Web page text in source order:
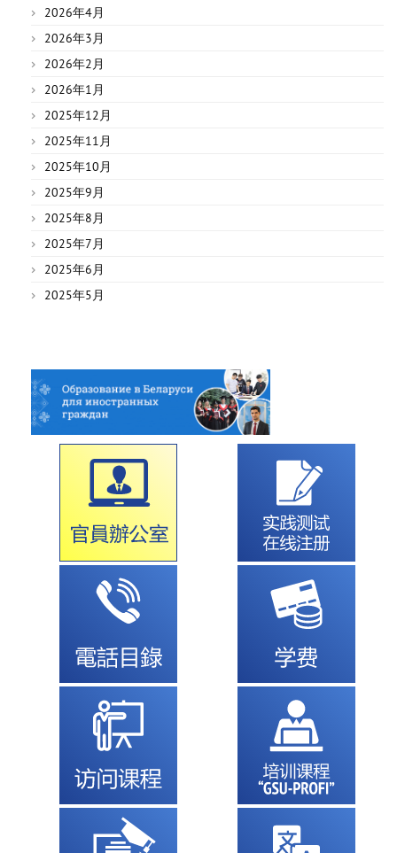
2026年4月
2026年3月
2026年2月
2026年1月
2025年12月
2025年11月
2025年10月
2025年9月
2025年8月
2025年7月
2025年6月
2025年5月